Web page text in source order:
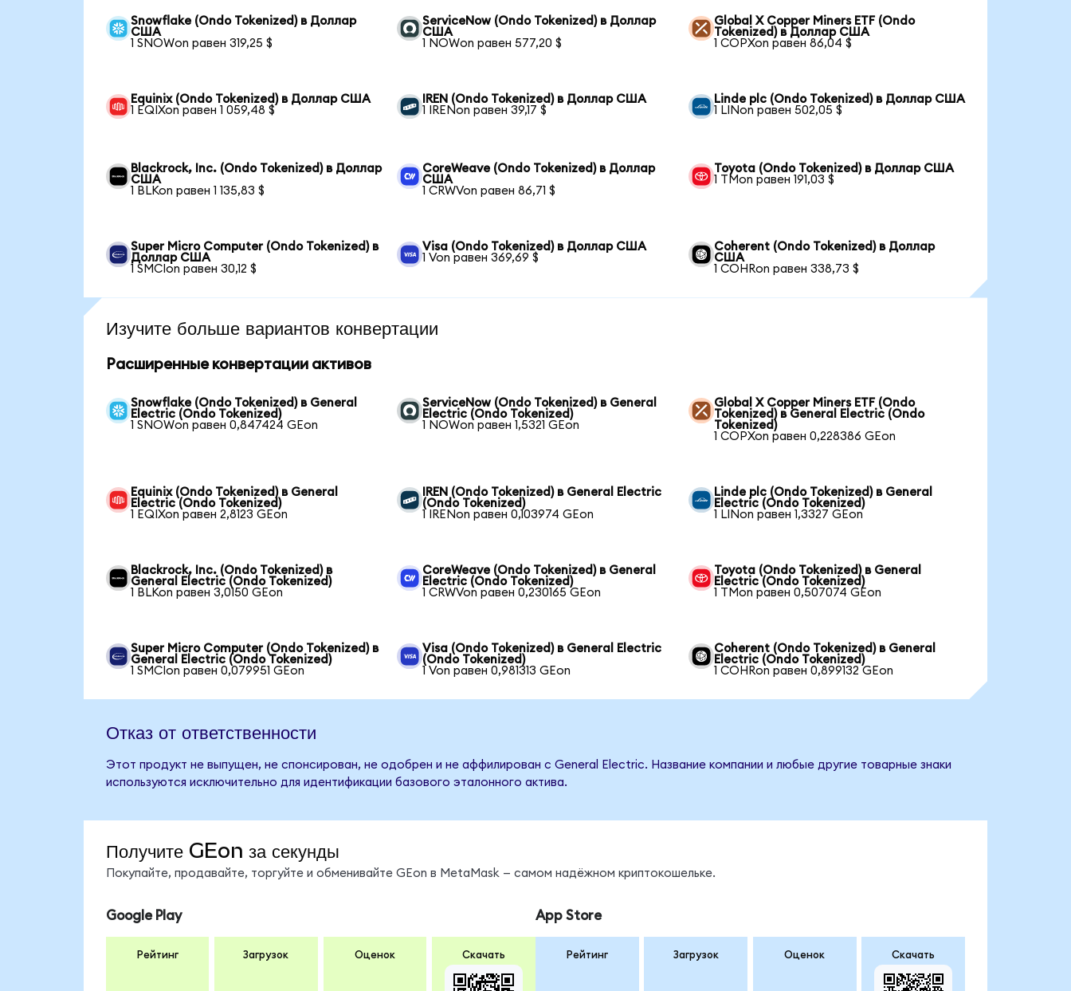
Snowflake (Ondo Tokenized) в Доллар
США
1 SNOWon равен 319,25 $
ServiceNow (Ondo Tokenized) в Доллар
США
1 NOWon равен 577,20 $
Global X Copper Miners ETF (Ondo
Tokenized) в Доллар США
1 COPXon равен 86,04 $
Equinix (Ondo Tokenized) в Доллар США
1 EQIXon равен 1 059,48 $
IREN (Ondo Tokenized) в Доллар США
1 IRENon равен 39,17 $
Linde plc (Ondo Tokenized) в Доллар США
1 LINon равен 502,05 $
Blackrock, Inc. (Ondo Tokenized) в Доллар
США
1 BLKon равен 1 135,83 $
CoreWeave (Ondo Tokenized) в Доллар
США
1 CRWVon равен 86,71 $
Toyota (Ondo Tokenized) в Доллар США
1 TMon равен 191,03 $
Super Micro Computer (Ondo Tokenized) в
Доллар США
1 SMCIon равен 30,12 $
Visa (Ondo Tokenized) в Доллар США
1 Von равен 369,69 $
Coherent (Ondo Tokenized) в Доллар
США
1 COHRon равен 338,73 $
Изучите больше вариантов конвертации
Расширенные конвертации активов
Snowflake (Ondo Tokenized) в General
Electric (Ondo Tokenized)
1 SNOWon равен 0,847424 GEon
ServiceNow (Ondo Tokenized) в General
Electric (Ondo Tokenized)
1 NOWon равен 1,5321 GEon
Global X Copper Miners ETF (Ondo
Tokenized) в General Electric (Ondo
Tokenized)
1 COPXon равен 0,228386 GEon
Equinix (Ondo Tokenized) в General
Electric (Ondo Tokenized)
1 EQIXon равен 2,8123 GEon
IREN (Ondo Tokenized) в General Electric
(Ondo Tokenized)
1 IRENon равен 0,103974 GEon
Linde plc (Ondo Tokenized) в General
Electric (Ondo Tokenized)
1 LINon равен 1,3327 GEon
Blackrock, Inc. (Ondo Tokenized) в
General Electric (Ondo Tokenized)
1 BLKon равен 3,0150 GEon
CoreWeave (Ondo Tokenized) в General
Electric (Ondo Tokenized)
1 CRWVon равен 0,230165 GEon
Toyota (Ondo Tokenized) в General
Electric (Ondo Tokenized)
1 TMon равен 0,507074 GEon
Super Micro Computer (Ondo Tokenized) в
General Electric (Ondo Tokenized)
1 SMCIon равен 0,079951 GEon
Visa (Ondo Tokenized) в General Electric
(Ondo Tokenized)
1 Von равен 0,981313 GEon
Coherent (Ondo Tokenized) в General
Electric (Ondo Tokenized)
1 COHRon равен 0,899132 GEon
Отказ от ответственности
Этот продукт не выпущен, не спонсирован, не одобрен и не аффилирован с General Electric. Название компании и любые другие товарные знаки
используются исключительно для идентификации базового эталонного актива.
Получите GEon за секунды
Покупайте, продавайте, торгуйте и обменивайте GEon в MetaMask — самом надёжном криптокошельке.
Google Play
Рейтинг Загрузок Оценок Скачать
App Store
Рейтинг Загрузок Оценок Скачать